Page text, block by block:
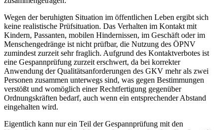
Wegen der beruhigten Situation im öffentlichen Leben ergibt sich
keine realistische Prüfsituation. Das Verhalten im Kontakt mit
Kindern, Passanten, mobilen Hindernissen, im Geschäft oder im
Menschengedränge ist nicht prüfbar, die Nutzung des ÖPNV
zumindest zurzeit sehr fraglich. Aufgrund des Kontaktverbotes ist
eine Gespannprüfung zurzeit erschwert, da bei korrekter
Anwendung der Qualitätsanforderungen des GKV mehr als zwei
Personen zusammen unterwegs sind, was gegen Bestimmungen
verstößt und womöglich einer Rechtfertigung gegenüber
Ordnungskräften bedarf, auch wenn ein entsprechender Abstand
eingehalten wird.
Eigentlich kann nur ein Teil der Gespannprüfung mit den